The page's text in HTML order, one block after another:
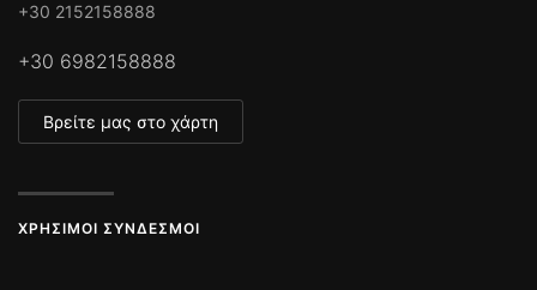
+30 2152158888
+30 6982158888
Βρείτε μας στο χάρτη
ΧΡΉΣΙΜΟΙ ΣΎΝΔΕΣΜΟΙ